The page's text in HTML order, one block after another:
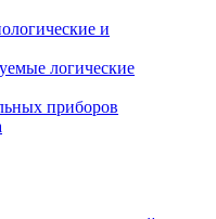
и
логические
приборов